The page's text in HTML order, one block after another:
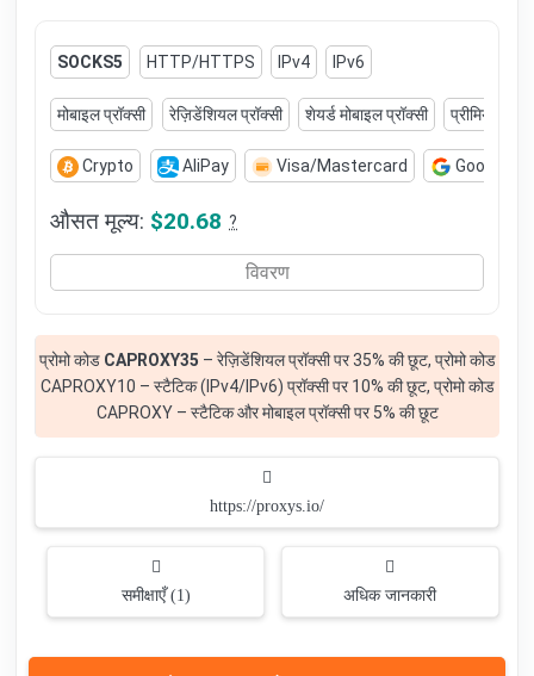
SOCKS5 HTTP/HTTPS IPv4 IPv6
मोबाइल प्रॉक्सी रेज़िडेंशियल प्रॉक्सी शेयर्ड मोबाइल प्रॉक्सी प्रीमियम
Crypto AliPay Visa/Mastercard Google
औसत मूल्य: $20.68 ?
विवरण
प्रोमो कोड CAPROXY35 – रेज़िडेंशियल प्रॉक्सी पर 35% की छूट, प्रोमो कोड
CAPROXY10 – स्टैटिक (IPv4/IPv6) प्रॉक्सी पर 10% की छूट, प्रोमो कोड
CAPROXY – स्टैटिक और मोबाइल प्रॉक्सी पर 5% की छूट
https://proxys.io/
समीक्षाएँ (1) अधिक जानकारी